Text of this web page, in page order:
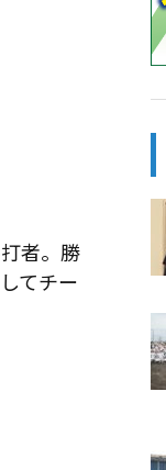
者。勝
てチー